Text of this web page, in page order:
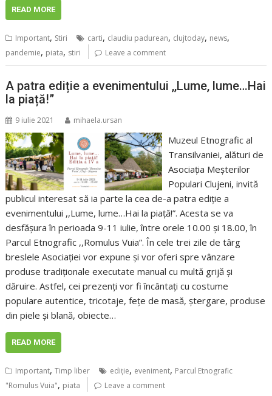
READ MORE
Important, Stiri carti, claudiu padurean, clujtoday, news,
pandemie, piata, stiri Leave a comment
A patra ediție a evenimentului ,,Lume, lume…Hai
la piață!”
9 iulie 2021 mihaela.ursan
Muzeul Etnografic al
Transilvaniei, alături de
Asociația Meșterilor
Populari Clujeni, invită
publicul interesat să ia parte la cea de-a patra ediție a
evenimentului ,,Lume, lume…Hai la piață!”. Acesta se va
desfășura în perioada 9-11 iulie, între orele 10.00 și 18.00, în
Parcul Etnografic ,,Romulus Vuia”. În cele trei zile de târg
breslele Asociației vor expune și vor oferi spre vânzare
produse tradiționale executate manual cu multă grijă și
dăruire. Astfel, cei prezenți vor fi încântați cu costume
populare autentice, tricotaje, fețe de masă, ștergare, produse
din piele și blană, obiecte…
READ MORE
Important,Timp liber ediţie, eveniment, Parcul Etnografic
"Romulus Vuia", piata Leave a comment